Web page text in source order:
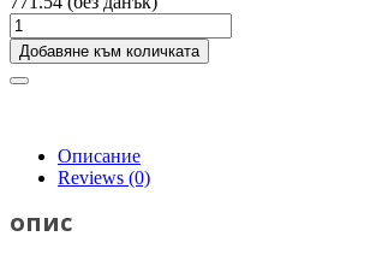
Добавяне към количката
Описание
Reviews (0)
опис